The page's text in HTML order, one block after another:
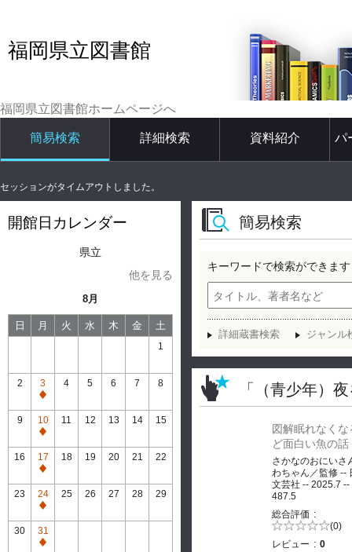
福岡県立図書館
福岡県立図書館ホームページへ
簡易検索 詳細検索 資料紹介 パ
セッションがタイムアウトしました。
開館日カレンダー
県立
他を見る
8月
日 月 火 水 木 金 土
1
2
3
通
常
休
館
4 5 6 7 8
9
10
通
常
休
館
11 12 13 14 15
16
17
通
常
休
館
18 19 20 21 22
23
24
通
常
休
25 26 27 28 29
30
31
通
簡易検索
キーワードで検索ができます
詳細蔵書検索 ジャンル
「（青少年）
図解眠れなくな
ど面白い魚の話
さかなのおにいさ
わちゃん／監修 --
文芸社 -- 2025.7 --
487.5
総合評価
5段階評価の (0)
レビュー
0